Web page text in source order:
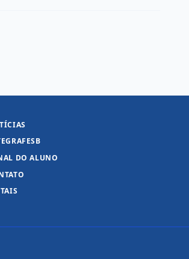
DO ALUNO